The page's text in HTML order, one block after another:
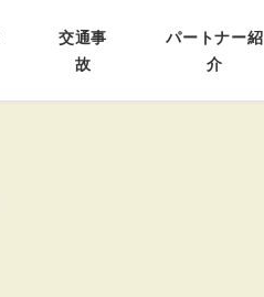
交通事
故
パートナー紹
介